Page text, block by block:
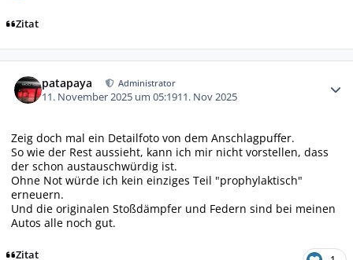
Zitat
patapaya Administrator
11. November 2025 um 05:1911. Nov 2025
Zeig doch mal ein Detailfoto von dem Anschlagpuffer.
So wie der Rest aussieht, kann ich mir nicht vorstellen, dass
der schon austauschwürdig ist.
Ohne Not würde ich kein einziges Teil "prophylaktisch"
erneuern.
Und die originalen Stoßdämpfer und Federn sind bei meinen
Autos alle noch gut.
Zitat